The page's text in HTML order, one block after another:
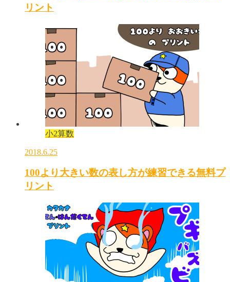
リント
小2算数
2018.6.25
100より大きい数の表し方が練習できる無料プ
リント